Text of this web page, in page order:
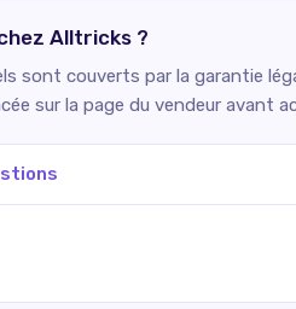
Alltricks ?
sont couverts par la garantie
sur la page du vendeur avant